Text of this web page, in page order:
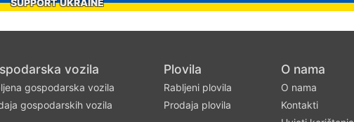
SUPPORT UKRAINE
vozila
gospodarska vozila
gospodarskih vozila
Plovila
Rabljeni plovila
Prodaja plovila
O nama
O nama
Kontakti